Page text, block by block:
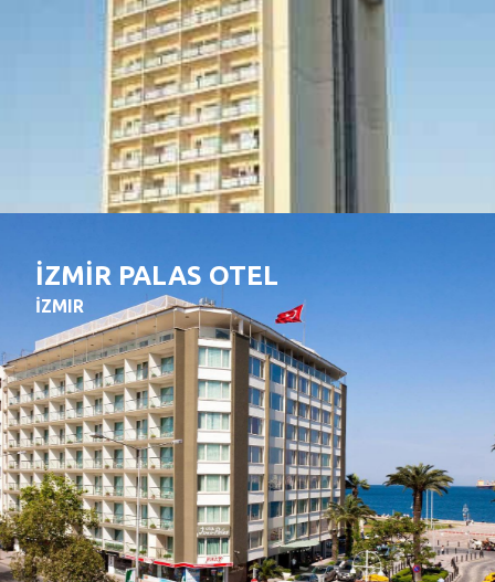
İZMİR PALAS OTEL
İZMIR